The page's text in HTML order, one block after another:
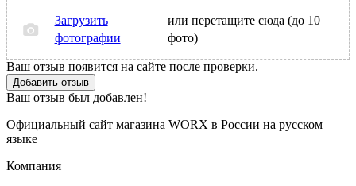
Загрузить
фотографии
или перетащите сюда (до 10
фото)
Ваш отзыв появится на сайте после проверки.
Добавить отзыв
Ваш отзыв был добавлен!
Официальный сайт магазина WORX в России на русском
языке
Компания